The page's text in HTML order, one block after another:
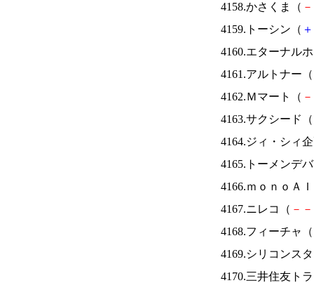
4158.かさくま（ －
4159.トーシン（ ＋
4160.エターナル
4161.アルトナー（
4162.Ｍマート（ －
4163.サクシード（
4164.ジィ・シィ
4165.トーメンデ
4166.ｍｏｎｏＡ
4167.ニレコ（ － －
4168.フィーチャ（
4169.シリコンス
4170.三井住友ト